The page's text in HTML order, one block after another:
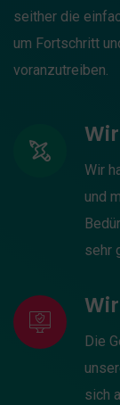
seither die
um Fortschritt
voranzutreiben.
Wir
und
sehr
Die
sich